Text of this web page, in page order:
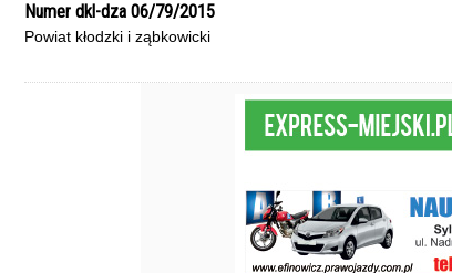
Numer dkl-dza 06/79/2015
Powiat kłodzki i ząbkowicki